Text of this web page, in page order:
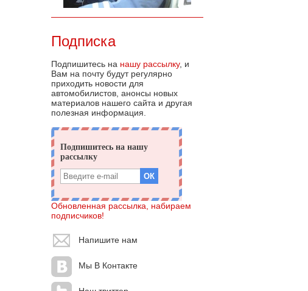
Подписка
Подпишитесь на нашу рассылку, и
Вам на почту будут регулярно
приходить новости для
автомобилистов, анонсы новых
материалов нашего сайта и другая
полезная информация.
Обновленная рассылка, набираем
подписчиков!
Напишите нам
Мы В Контакте